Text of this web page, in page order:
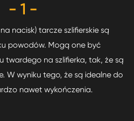
- 1 -
nacisk) tarcze szlifierskie są
powodów. Mogą one być
twardego na szlifierka, tak, że są
W wyniku tego, że są idealne do
nawet wykończenia.